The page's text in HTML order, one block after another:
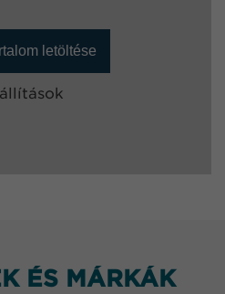
letöltése
ÉS MÁRKÁK